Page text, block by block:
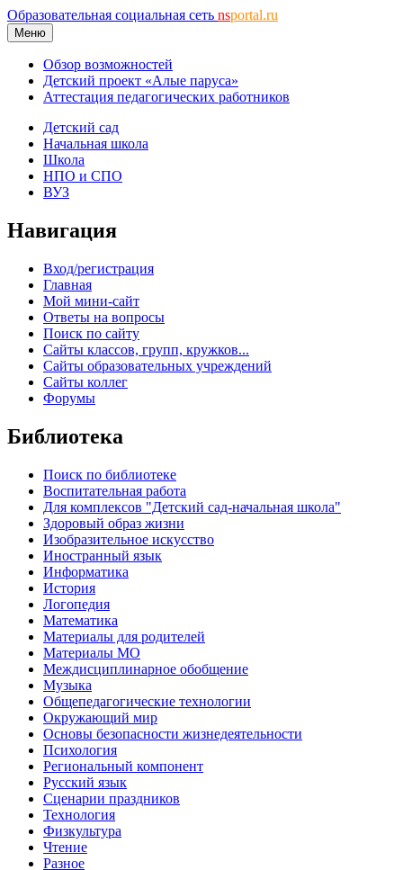
Образовательная социальная сеть nsportal.ru
Меню
Обзор возможностей
Детский проект «Алые паруса»
Аттестация педагогических работников
Детский сад
Начальная школа
Школа
НПО и СПО
ВУЗ
Навигация
Вход/регистрация
Главная
Мой мини-сайт
Ответы на вопросы
Поиск по сайту
Сайты классов, групп, кружков...
Сайты образовательных учреждений
Сайты коллег
Форумы
Библиотека
Поиск по библиотеке
Воспитательная работа
Для комплексов "Детский сад-начальная школа"
Здоровый образ жизни
Изобразительное искусство
Иностранный язык
Информатика
История
Логопедия
Математика
Материалы для родителей
Материалы МО
Междисциплинарное обобщение
Музыка
Общепедагогические технологии
Окружающий мир
Основы безопасности жизнедеятельности
Психология
Региональный компонент
Русский язык
Сценарии праздников
Технология
Физкультура
Чтение
Разное